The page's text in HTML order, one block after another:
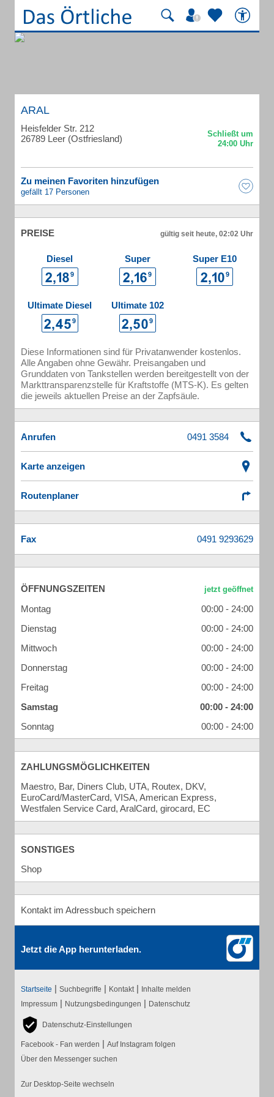
ARAL
Heisfelder Str. 212
26789 Leer (Ostfriesland)
Zu meinen Favoriten hinzufügen
gefällt 17 Personen
PREISE gültig seit heute, 02:02 Uhr
Diesel Super Super E10
Ultimate Diesel Ultimate 102
Diese Informationen sind für Privatanwender kostenlos.
Alle Angaben ohne Gewähr. Preisangaben und
Grunddaten von Tankstellen werden bereitgestellt von der
Markttransparenzstelle für Kraftstoffe (MTS-K). Es gelten
die jeweils aktuellen Preise an der Zapfsäule.
Anrufen
Karte anzeigen
Routenplaner
Fax
ÖFFNUNGSZEITEN
Montag
00:00 - 24:00
Dienstag
00:00 - 24:00
Mittwoch
00:00 - 24:00
Donnerstag
00:00 - 24:00
Freitag
00:00 - 24:00
Samstag
00:00 - 24:00
Sonntag
00:00 - 24:00
ZAHLUNGSMÖGLICHKEITEN
Maestro, Bar, Diners Club, UTA, Routex, DKV,
EuroCard/MasterCard, VISA, American Express,
Westfalen Service Card, AralCard, girocard, EC
SONSTIGES
Shop
Kontakt im Adressbuch speichern
Jetzt die App herunterladen.
Startseite | Suchbegriffe | Kontakt | Inhalte melden
Impressum | Nutzungsbedingungen | Datenschutz
Datenschutz-Einstellungen
Facebook - Fan werden | Auf Instagram folgen
Über den Messenger suchen
Zur Desktop-Seite wechseln